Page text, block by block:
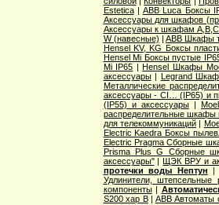
Estetica| ABB Luca Боксы
Аксессуары для шкафов
Аксессуары к шкафам
W (навесные) |ABB Шкафы
Hensel KV, KG Боксы
Hensel Mi Боксы пустые
Mi IP65 |Hensel Шкафы
аксессуары| Legrand
Металлические
аксессуары - CI… (IP65) и
(IP55) и аксессуары|
распределительные
для телекоммуникаций|
Electric Kaedra Боксы
Electric Pragma Сборные
Prisma Plus G Сборные
аксессуары"|ЩЭК ВРУ и
протечки воды Нептун
Удлинители, штепсельные
компоненты|
S200 хар B| ABB Автоматы